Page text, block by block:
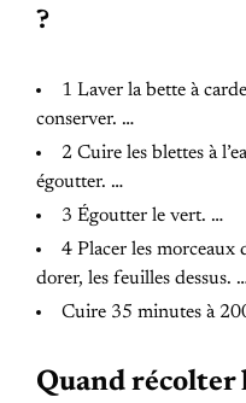
?
1 Laver la bette à
conserver. …
2 Cuire les blettes à
égoutter. …
3 Égoutter le vert. …
4 Placer les morceaux
dorer, les feuilles dessus.
Cuire 35 minutes à
Quand récolter